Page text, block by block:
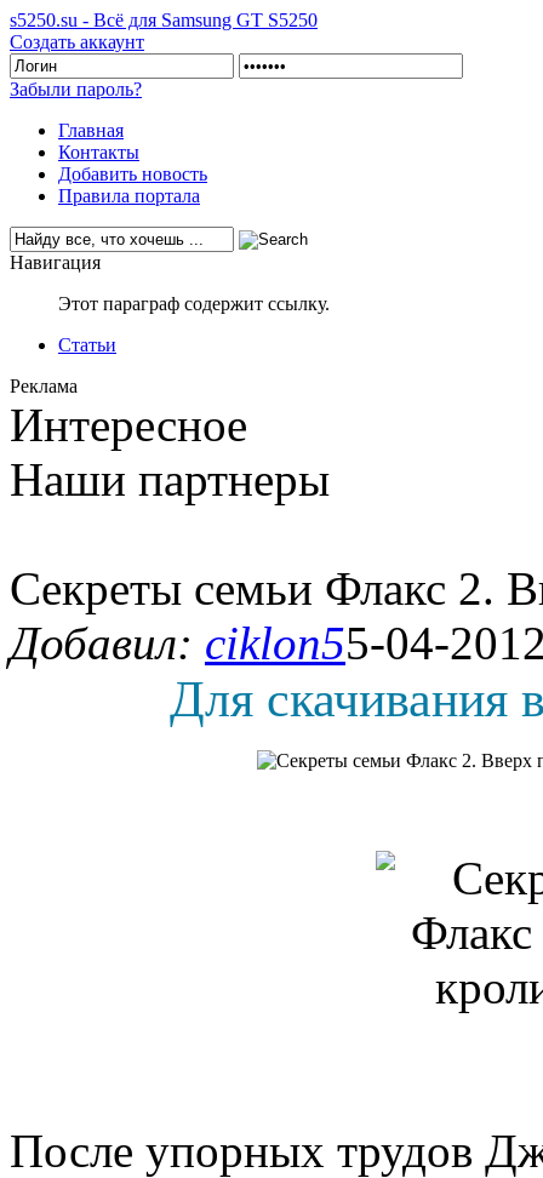
s5250.su - Всё для Samsung GT S5250
Создать аккаунт
Забыли пароль?
Главная
Контакты
Добавить новость
Правила портала
Навигация
Этот параграф содержит ссылку.
Статьи
Реклама
Интересное
Наши партнеры
Секреты семьи Флакс 2.
Добавил: ciklon55-04-
Для скачивания
После упорных трудов